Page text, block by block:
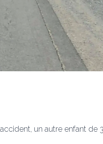
un autre enfant de